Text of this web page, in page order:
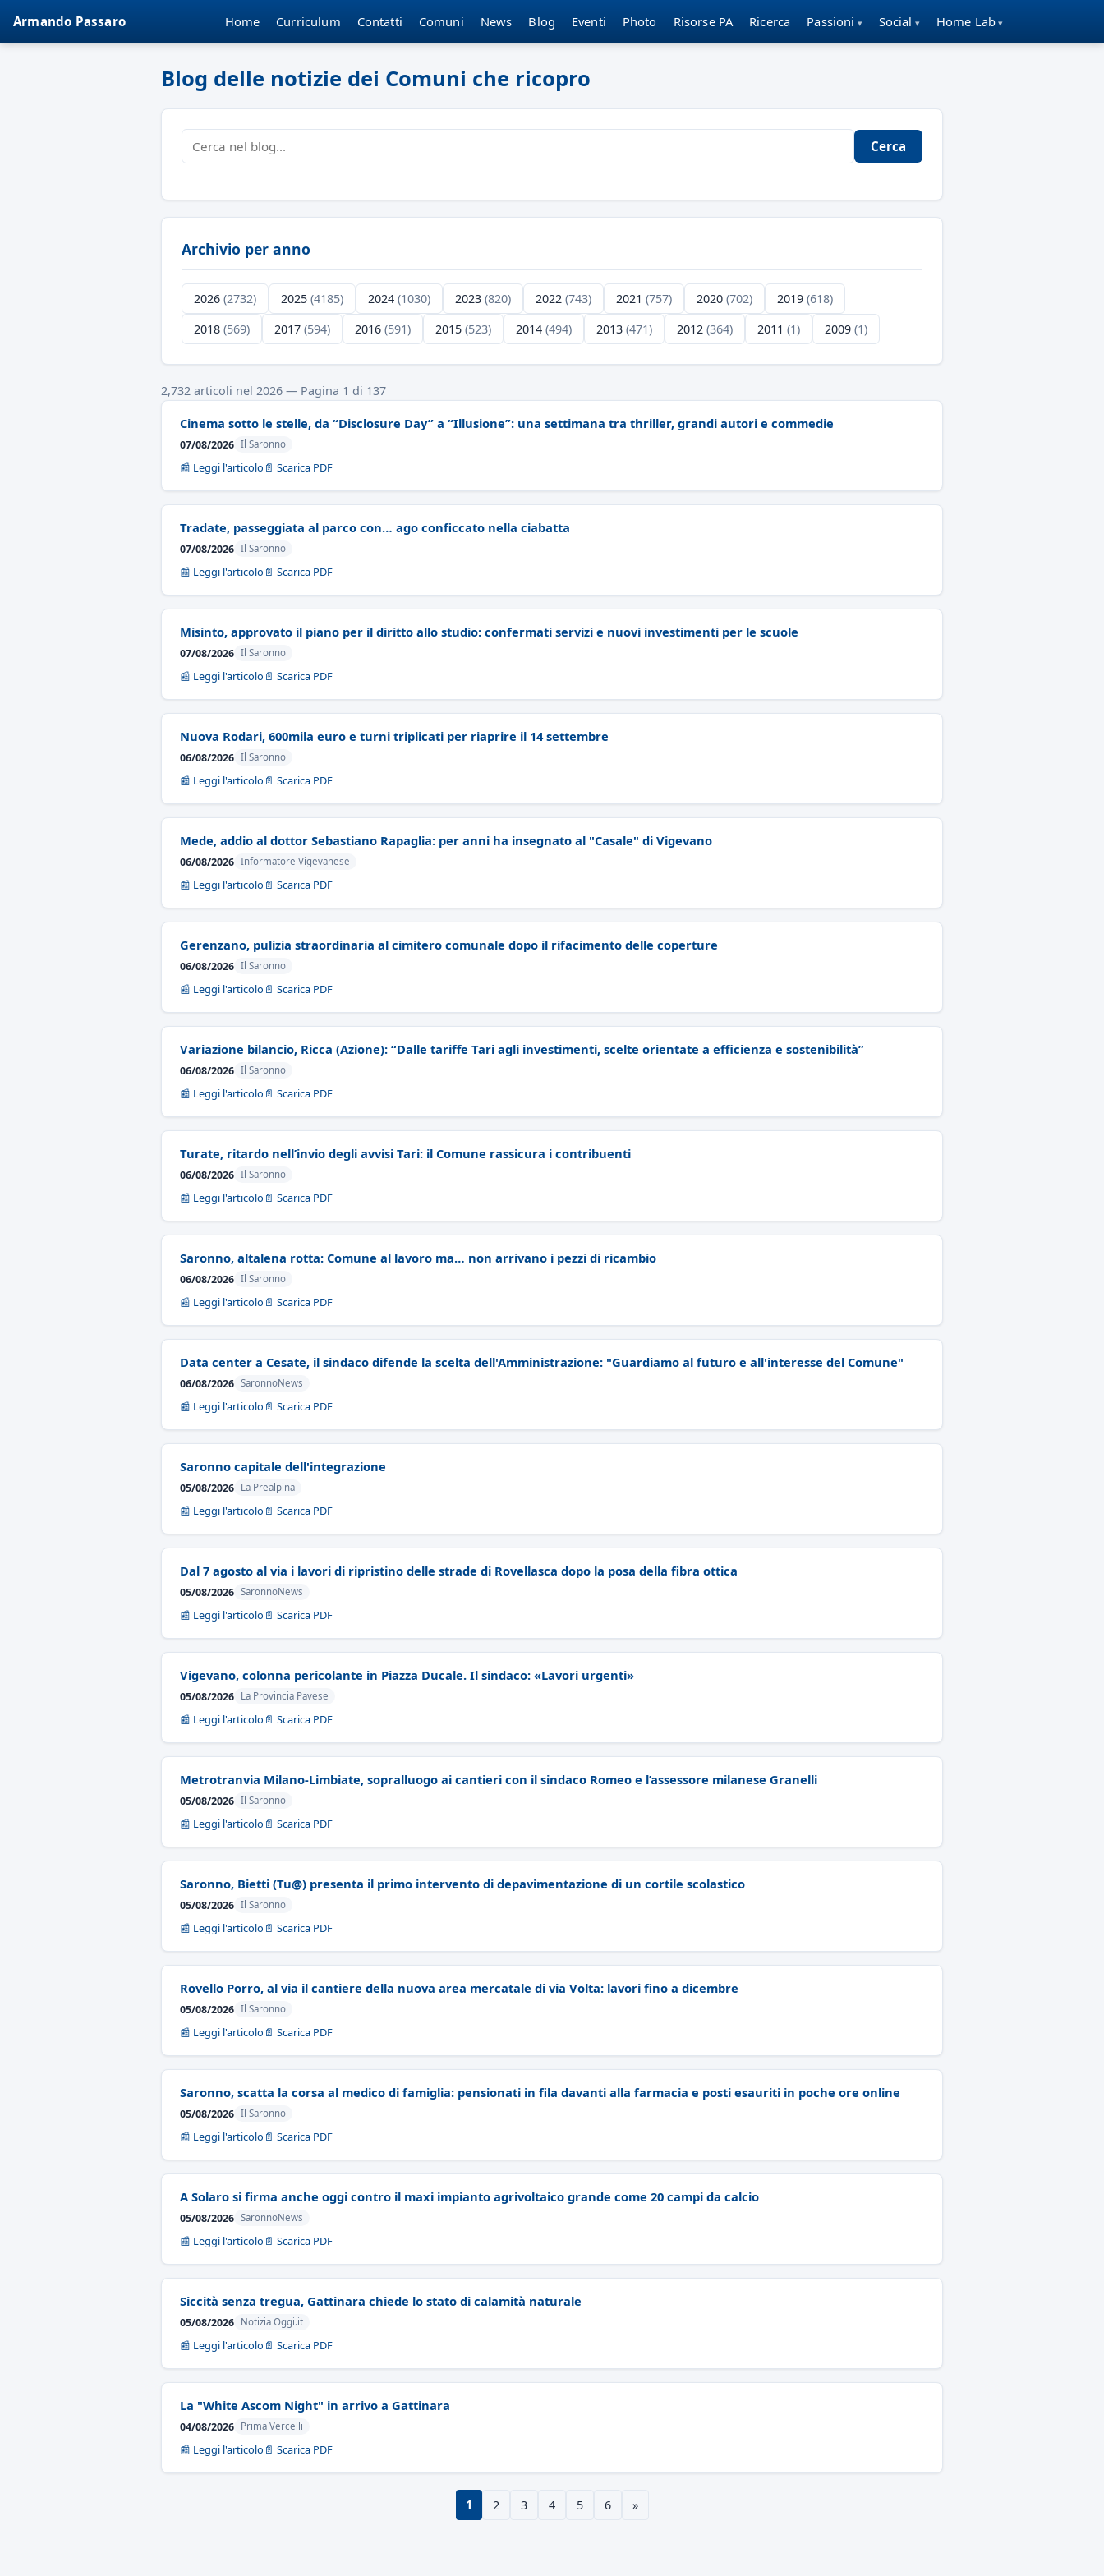
Armando Passaro Home Curriculum Contatti Comuni News Blog Eventi Photo Risorse PA Ricerca Passioni Social Home Lab
Blog delle notizie dei Comuni che ricopro
Cerca
Archivio per anno
2026 (2732) 2025 (4185) 2024 (1030) 2023 (820) 2022 (743) 2021 (757) 2020 (702) 2019 (618)
2018 (569) 2017 (594) 2016 (591) 2015 (523) 2014 (494) 2013 (471) 2012 (364) 2011 (1) 2009 (1)
2,732 articoli nel 2026 — Pagina 1 di 137
Cinema sotto le stelle, da “Disclosure Day” a “Illusione”: una settimana tra thriller, grandi autori e commedie
07/08/2026 Il Saronno
📰 Leggi l'articolo 📄 Scarica PDF
Tradate, passeggiata al parco con… ago conficcato nella ciabatta
07/08/2026 Il Saronno
📰 Leggi l'articolo 📄 Scarica PDF
Misinto, approvato il piano per il diritto allo studio: confermati servizi e nuovi investimenti per le scuole
07/08/2026 Il Saronno
📰 Leggi l'articolo 📄 Scarica PDF
Nuova Rodari, 600mila euro e turni triplicati per riaprire il 14 settembre
06/08/2026 Il Saronno
📰 Leggi l'articolo 📄 Scarica PDF
Mede, addio al dottor Sebastiano Rapaglia: per anni ha insegnato al "Casale" di Vigevano
06/08/2026 Informatore Vigevanese
📰 Leggi l'articolo 📄 Scarica PDF
Gerenzano, pulizia straordinaria al cimitero comunale dopo il rifacimento delle coperture
06/08/2026 Il Saronno
📰 Leggi l'articolo 📄 Scarica PDF
Variazione bilancio, Ricca (Azione): “Dalle tariffe Tari agli investimenti, scelte orientate a efficienza e sostenibilità”
06/08/2026 Il Saronno
📰 Leggi l'articolo 📄 Scarica PDF
Turate, ritardo nell’invio degli avvisi Tari: il Comune rassicura i contribuenti
06/08/2026 Il Saronno
📰 Leggi l'articolo 📄 Scarica PDF
Saronno, altalena rotta: Comune al lavoro ma… non arrivano i pezzi di ricambio
06/08/2026 Il Saronno
📰 Leggi l'articolo 📄 Scarica PDF
Data center a Cesate, il sindaco difende la scelta dell'Amministrazione: "Guardiamo al futuro e all'interesse del Comune"
06/08/2026 SaronnoNews
📰 Leggi l'articolo 📄 Scarica PDF
Saronno capitale dell'integrazione
05/08/2026 La Prealpina
📰 Leggi l'articolo 📄 Scarica PDF
Dal 7 agosto al via i lavori di ripristino delle strade di Rovellasca dopo la posa della fibra ottica
05/08/2026 SaronnoNews
📰 Leggi l'articolo 📄 Scarica PDF
Vigevano, colonna pericolante in Piazza Ducale. Il sindaco: «Lavori urgenti»
05/08/2026 La Provincia Pavese
📰 Leggi l'articolo 📄 Scarica PDF
Metrotranvia Milano-Limbiate, sopralluogo ai cantieri con il sindaco Romeo e l’assessore milanese Granelli
05/08/2026 Il Saronno
📰 Leggi l'articolo 📄 Scarica PDF
Saronno, Bietti (Tu@) presenta il primo intervento di depavimentazione di un cortile scolastico
05/08/2026 Il Saronno
📰 Leggi l'articolo 📄 Scarica PDF
Rovello Porro, al via il cantiere della nuova area mercatale di via Volta: lavori fino a dicembre
05/08/2026 Il Saronno
📰 Leggi l'articolo 📄 Scarica PDF
Saronno, scatta la corsa al medico di famiglia: pensionati in fila davanti alla farmacia e posti esauriti in poche ore online
05/08/2026 Il Saronno
📰 Leggi l'articolo 📄 Scarica PDF
A Solaro si firma anche oggi contro il maxi impianto agrivoltaico grande come 20 campi da calcio
05/08/2026 SaronnoNews
📰 Leggi l'articolo 📄 Scarica PDF
Siccità senza tregua, Gattinara chiede lo stato di calamità naturale
05/08/2026 Notizia Oggi.it
📰 Leggi l'articolo 📄 Scarica PDF
La "White Ascom Night" in arrivo a Gattinara
04/08/2026 Prima Vercelli
📰 Leggi l'articolo 📄 Scarica PDF
1 2 3 4 5 6 »